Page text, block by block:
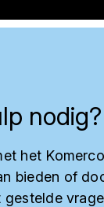
nodig?
het
bieden of
gestelde